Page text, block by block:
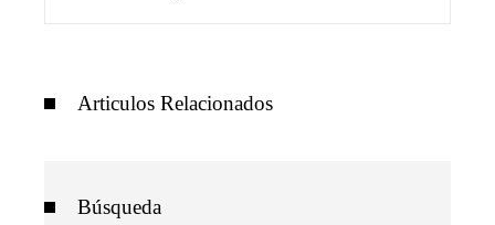
Articulos Relacionados
Búsqueda